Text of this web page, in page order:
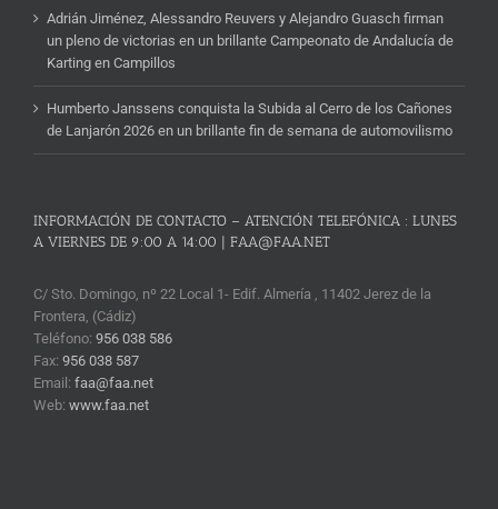
Adrián Jiménez, Alessandro Reuvers y Alejandro Guasch firman
un pleno de victorias en un brillante Campeonato de Andalucía de
Karting en Campillos
Humberto Janssens conquista la Subida al Cerro de los Cañones
de Lanjarón 2026 en un brillante fin de semana de automovilismo
INFORMACIÓN DE CONTACTO – ATENCIÓN TELEFÓNICA : LUNES
A VIERNES DE 9:00 A 14:00 | FAA@FAA.NET
C/ Sto. Domingo, nº 22 Local 1- Edif. Almería , 11402 Jerez de la
Frontera, (Cádiz)
Teléfono: 956 038 586
Fax: 956 038 587
Email: faa@faa.net
Web: www.faa.net